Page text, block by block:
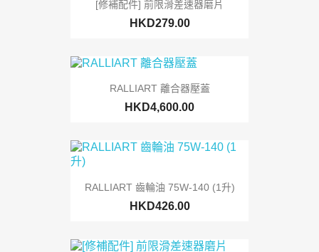
[修補配件] 前限滑差速器磨片
HKD279.00
RALLIART 離合器壓蓋
HKD4,600.00
RALLIART 齒輪油 75W-140 (1升)
HKD426.00